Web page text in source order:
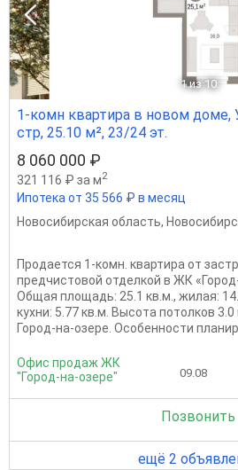
1 из 10
1-комн квартира в новом доме,
стр, 25.10 м², 23/24 эт.
8 060 000 ₽
321 116 ₽ за м2
Ипотека от 35 566 ₽ в месяц
Новосибирская область,
Продается 1-комн. квартира от
предчистовой отделкой в ЖК
Общая площадь: 25.1 кв.м., жилая:
кухни: 5.77 кв.м. Высота потолков
Город-на-озере. Особенности
Офис продаж ЖК
"Город-на-озере"
09.08
Позвонить
ещё 2